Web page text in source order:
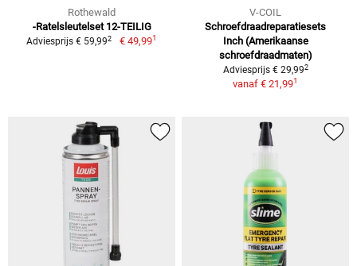
Rothewald
-Ratelsleutelset 12-TEILIG
Adviesprijs € 59,992 € 49,991
V-COIL
Schroefdraadreparatiesets
Inch (Amerikaanse
schroefdraadmaten)
Adviesprijs € 29,992
vanaf € 21,991